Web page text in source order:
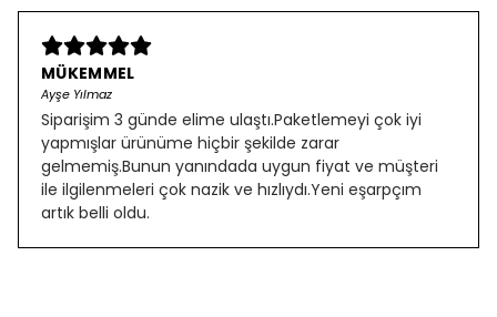
MÜKEMMEL
Ayşe Yılmaz
Siparişim 3 günde elime ulaştı.Paketlemeyi çok iyi
yapmışlar ürünüme hiçbir şekilde zarar
gelmemiş.Bunun yanındada uygun fiyat ve müşteri
ile ilgilenmeleri çok nazik ve hızlıydı.Yeni eşarpçım
artık belli oldu.